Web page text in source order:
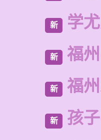
新 学
新 福
新 福
新 孩